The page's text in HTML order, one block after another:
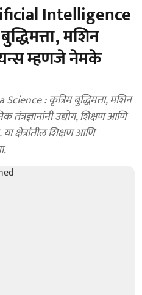
Intelligence
मशिन
म्हणजे नेमके
: कृत्रिम बुद्धिमत्ता, मशिन
उद्योग, शिक्षण आणि
क्षेत्रांतील शिक्षण आणि